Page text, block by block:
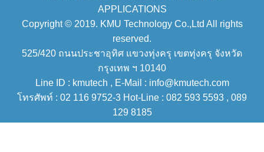
APPLICATIONS
Copyright © 2019. KMU Technology Co.,Ltd All rights
reserved.
525/420 ถนนประชาอุทิศ แขวงทุ่งครุ เขตทุ่งครุ จังหวัด
กรุงเทพ ฯ 10140
Line ID : kmutech , E-Mail : info@kmutech.com
โทรศัพท์ : 02 116 9752-3 Hot-Line : 082 593 5593 , 089
129 8185